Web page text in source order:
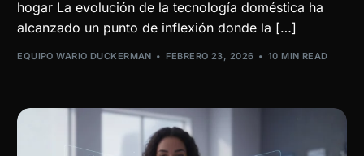
hogar La evolución de la tecnología doméstica ha
alcanzado un punto de inflexión donde la […]
EQUIPO WARIO DUCKERMAN FEBRERO 23, 2026 10 MIN READ